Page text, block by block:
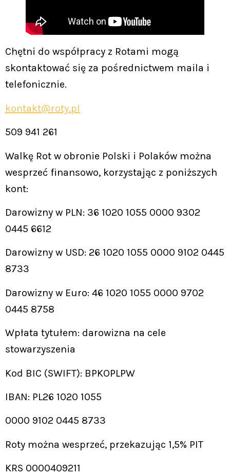
Chętni do współpracy z Rotami mogą
skontaktować się za pośrednictwem maila i
telefonicznie.
kontakt@roty.pl
509 941 261
Walkę Rot w obronie Polski i Polaków można
wesprzeć finansowo, korzystając z poniższych
kont:
Darowizny w PLN: 36 1020 1055 0000 9302
0445 6612
Darowizny w USD: 26 1020 1055 0000 9102 0445
8733
Darowizny w Euro: 46 1020 1055 0000 9702
0445 8758
Wpłata tytułem: darowizna na cele
stowarzyszenia
Kod BIC (SWIFT): BPKOPLPW
IBAN: PL26 1020 1055
0000 9102 0445 8733
Roty można wesprzeć, przekazując 1,5% PIT
KRS 0000409211